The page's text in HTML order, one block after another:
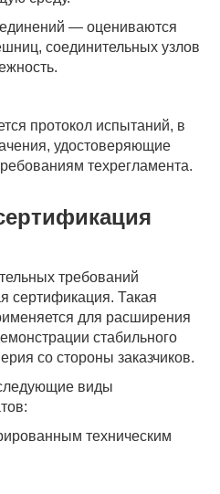
— оцениваются
соединительных узлов
протокол испытаний, в
удостоверяющие
техрегламента.
требований
сертификация. Такая
для расширения
стабильного
со стороны заказчиков.
виды
техническим